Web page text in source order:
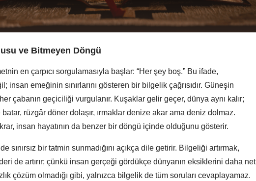
ve Bitmeyen Döngü
en çarpıcı sorgulamasıyla başlar: “Her şey boş.” Bu ifade,
insan emeğinin sınırlarını gösteren bir bilgelik çağrısıdır. Güneşin
çabanın geçiciliği vurgulanır. Kuşaklar gelir geçer, dünya aynı kalır;
rüzgâr döner dolaşır, ırmaklar denize akar ama deniz dolmaz.
insan hayatının da benzer bir döngü içinde olduğunu gösterir.
sınırsız bir tatmin sunmadığını açıkça dile getirir. Bilgeliği artırmak,
de artırır; çünkü insan gerçeği gördükçe dünyanın eksiklerini daha net
çözüm olmadığı gibi, yalnızca bilgelik de tüm soruları cevaplayamaz.